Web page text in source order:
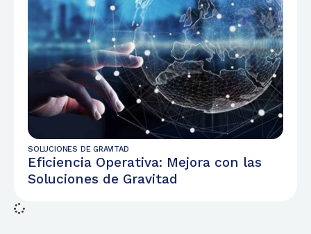
SOLUCIONES DE GRAVITAD
Eficiencia Operativa: Mejora con las
Soluciones de Gravitad